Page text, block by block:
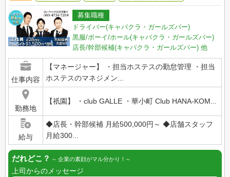
募集職種
ドライバー(キャバクラ・ガールズバー)
黒服/ボーイ/ホール(キャバクラ・ガールズバー)
店長/幹部候補(キャバクラ・ガールズバー) 他
仕事内容
【マネージャー】 ・担当ホステスの勤怠管理 ・担当
ホステスのマネジメン...
勤務地
【祇園】 ・club GALLE ・華小町 Club HANA-KOM...
給与
◆店長・幹部候補 月給500,000円～ ◆店舗スタッフ
月給300...
だれどこ？ 企業の素顔がマル分かり！
上司からのメッセージ